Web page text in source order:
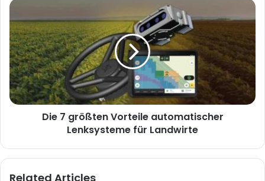
Die 7 größten Vorteile automatischer
Lenksysteme für Landwirte
Related Articles